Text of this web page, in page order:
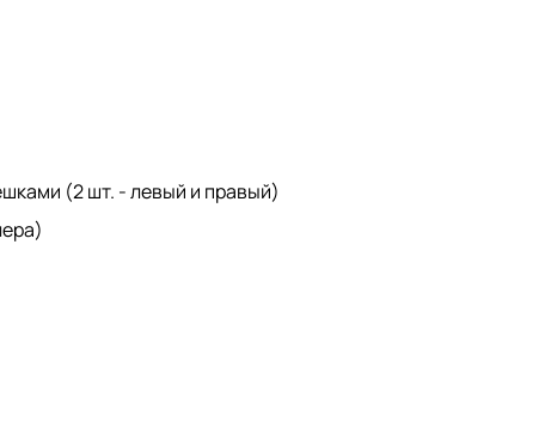
(2 шт. - левый и правый)